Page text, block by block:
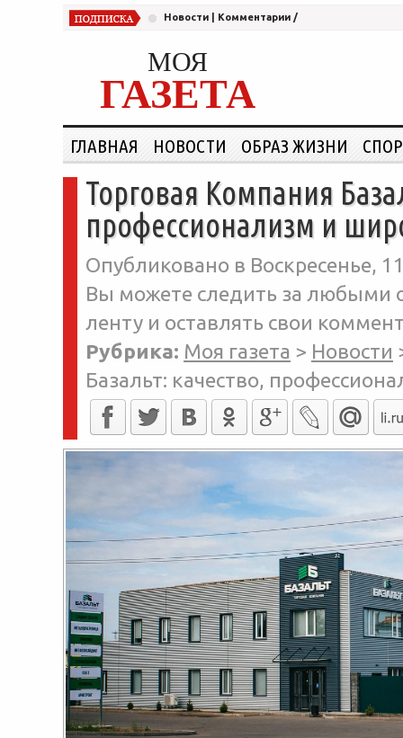
Новости Комментарии /
МОЯ
ГАЗЕТА
ГЛАВНАЯ НОВОСТИ ОБРАЗ ЖИЗНИ
Торговая Компания
профессионализм и
Опубликовано в Воскресенье,
Вы можете следить за любыми
ленту и оставлять свои
Рубрика: Моя газета > Новости
Базальт: качество,